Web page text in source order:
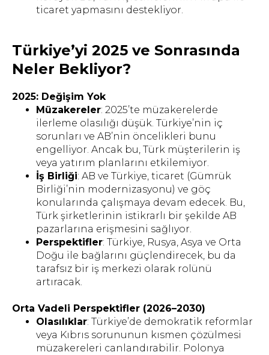
ticaret yapmasını destekliyor.
Türkiye’yi 2025 ve Sonrasında
Neler Bekliyor?
2025: Değişim Yok
Müzakereler: 2025’te müzakerelerde
ilerleme olasılığı düşük. Türkiye’nin iç
sorunları ve AB’nin öncelikleri bunu
engelliyor. Ancak bu, Türk müşterilerin iş
veya yatırım planlarını etkilemiyor.
İş Birliği: AB ve Türkiye, ticaret (Gümrük
Birliği’nin modernizasyonu) ve göç
konularında çalışmaya devam edecek. Bu,
Türk şirketlerinin istikrarlı bir şekilde AB
pazarlarına erişmesini sağlıyor.
Perspektifler: Türkiye, Rusya, Asya ve Orta
Doğu ile bağlarını güçlendirecek, bu da
tarafsız bir iş merkezi olarak rolünü
artıracak.
Orta Vadeli Perspektifler (2026–2030)
Olasılıklar: Türkiye’de demokratik reformlar
veya Kıbrıs sorununun kısmen çözülmesi
müzakereleri canlandırabilir. Polonya